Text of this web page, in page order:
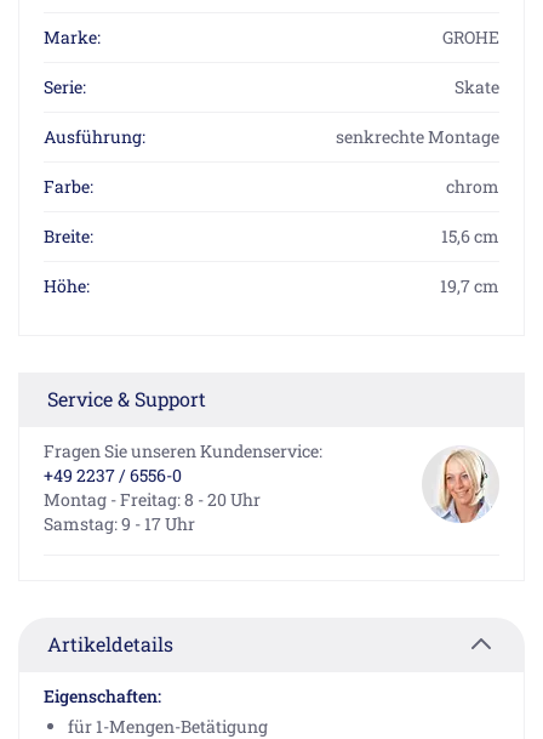
Marke: GROHE
Serie: Skate
Ausführung: senkrechte Montage
Farbe: chrom
Breite: 15,6 cm
Höhe: 19,7 cm
Service & Support
Fragen Sie unseren Kundenservice:
+49 2237 / 6556-0
Montag - Freitag: 8 - 20 Uhr
Samstag: 9 - 17 Uhr
Artikeldetails
Eigenschaften:
für 1-Mengen-Betätigung